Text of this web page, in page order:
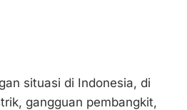
situasi di Indonesia, di
gangguan pembangkit,